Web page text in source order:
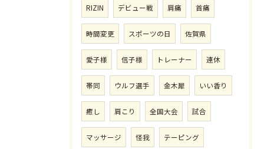
RIZIN デビュー戦 肩痛 首痛
時間変更 スポーツの日 佐賀県
愛子様 信子様 トレーナー 連休
帯同 ウルフ選手 金木犀 いい香り
癒し 肩こり 全国大会 試合
マッサージ 怪我 テーピング